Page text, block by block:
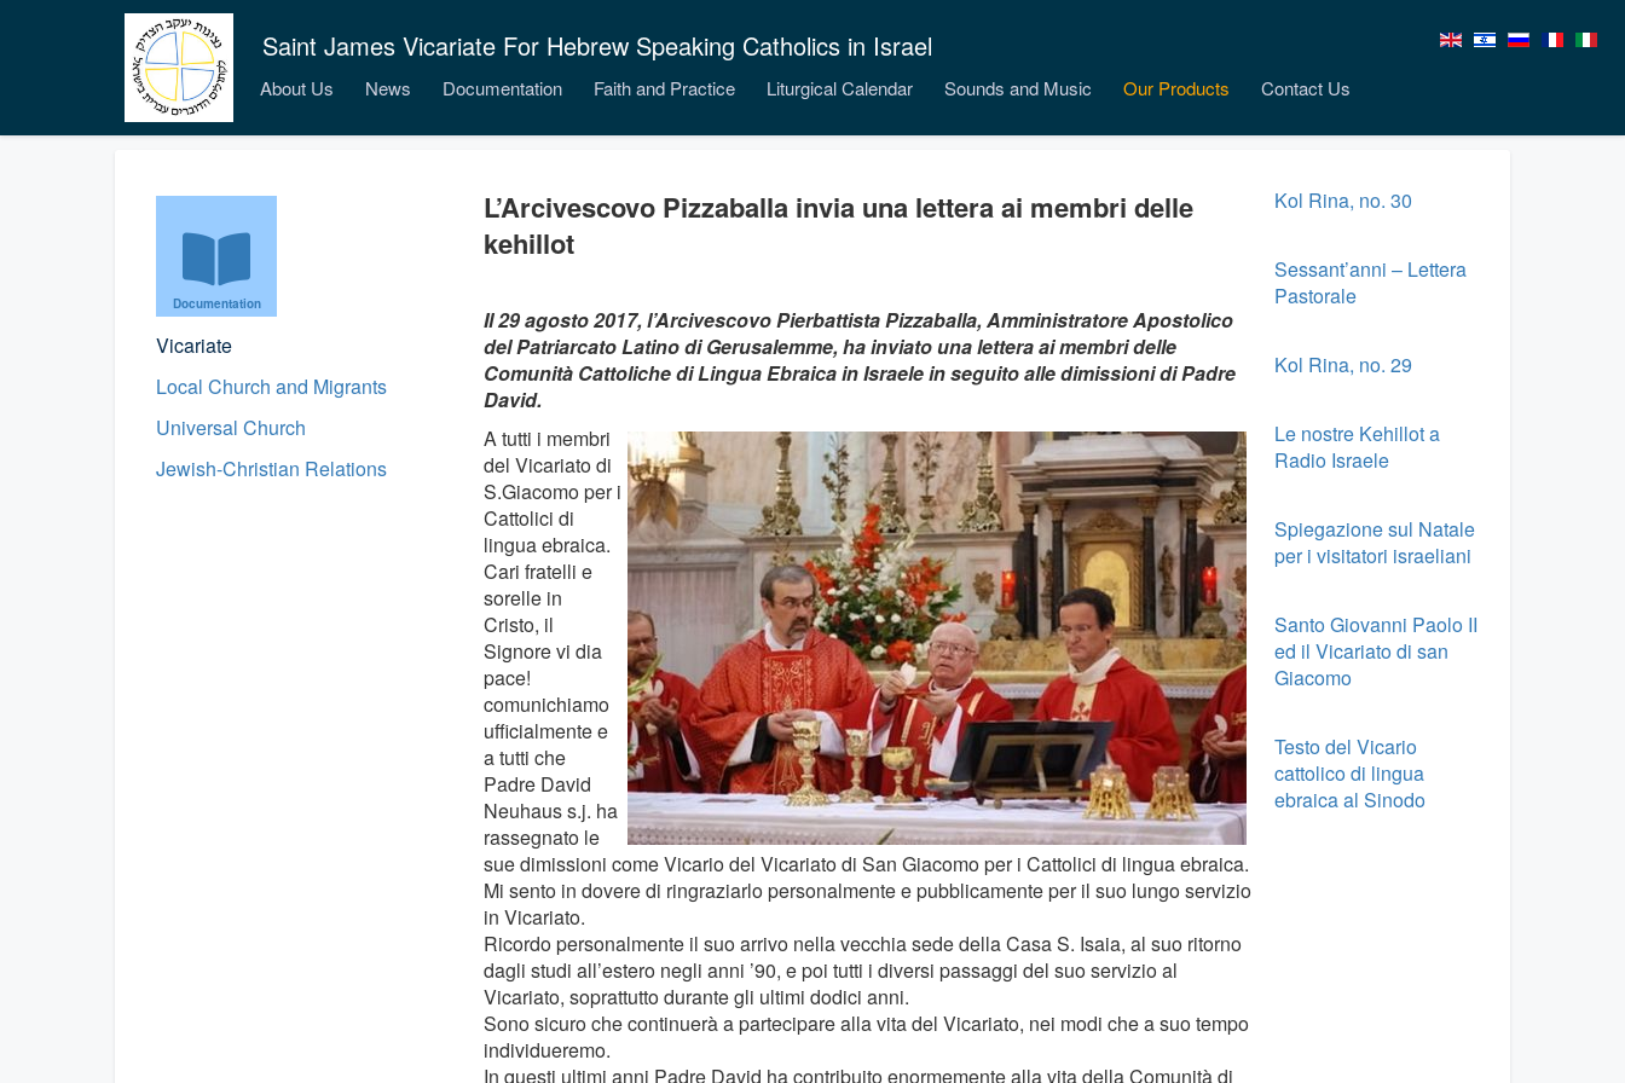
Saint James Vicariate For Hebrew Speaking Catholics in Israel
About Us News Documentation Faith and Practice Liturgical Calendar Sounds and Music Our Products Contact Us
Documentation
Vicariate
Local Church and Migrants
Universal Church
Jewish-Christian Relations
L’Arcivescovo Pizzaballa invia una lettera ai membri delle
kehillot
Il 29 agosto 2017, l’Arcivescovo Pierbattista Pizzaballa, Amministratore Apostolico
del Patriarcato Latino di Gerusalemme, ha inviato una lettera ai membri delle
Comunità Cattoliche di Lingua Ebraica in Israele in seguito alle dimissioni di Padre
David.
A tutti i membri
del Vicariato di
S.Giacomo per i
Cattolici di
lingua ebraica.
Cari fratelli e
sorelle in
Cristo, il
Signore vi dia
pace!
comunichiamo
ufficialmente e
a tutti che
Padre David
Neuhaus s.j. ha
rassegnato le
sue dimissioni come Vicario del Vicariato di San Giacomo per i Cattolici di lingua ebraica.
Mi sento in dovere di ringraziarlo personalmente e pubblicamente per il suo lungo servizio
in Vicariato.
Ricordo personalmente il suo arrivo nella vecchia sede della Casa S. Isaia, al suo ritorno
dagli studi all’estero negli anni ’90, e poi tutti i diversi passaggi del suo servizio al
Vicariato, soprattutto durante gli ultimi dodici anni.
Sono sicuro che continuerà a partecipare alla vita del Vicariato, nei modi che a suo tempo
individueremo.
In questi ultimi anni Padre David ha contribuito enormemente alla vita della Comunità di
Kol Rina, no. 30
Sessant’anni – Lettera
Pastorale
Kol Rina, no. 29
Le nostre Kehillot a
Radio Israele
Spiegazione sul Natale
per i visitatori israeliani
Santo Giovanni Paolo II
ed il Vicariato di san
Giacomo
Testo del Vicario
cattolico di lingua
ebraica al Sinodo